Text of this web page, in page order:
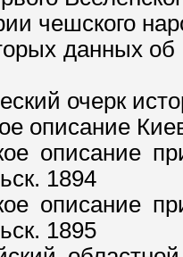
чешского
данных
очерк
описание
описание
1894
описание
1895